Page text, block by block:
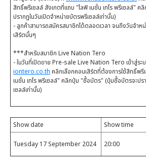
สิทธิ์พรีเซลล์ สังเกตที่แถบ "ไลฟ์ เนชั่น เทโร พรีเซลล์"
ปรากฏในวันเปิดจำหน่ายบัตรพรีเซลล์เท่านั้น)
- ลูกค้าสามารถสมัครสมาชิกได้ตลอดเวลา จนถึงวันจำ
เสิร์ตนั้นๆ
***สำหรับสมาชิก Live Nation Tero
- ในวันที่เปิดขาย Pre-sale Live Nation Tero เข้าสู่ระ
iontero.co.th คลิกเลือกคอนเสิร์ตที่ต้องการใช้สิทธิ์พรี
เนชั่น เทโร พรีเซลล์" คลิกปุ่ม "ซื้อบัตร" (ปุ่มซื้อบัตรจะป
เซลล์เท่านั้น)
Show date Show time
Tuesday 17 September 2024 20:00